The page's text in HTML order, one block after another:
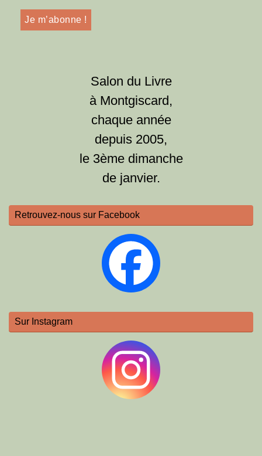
Salon du Livre
à Montgiscard,
chaque année
depuis 2005,
le 3ème dimanche
de janvier.
Retrouvez-nous sur Facebook
Sur Instagram